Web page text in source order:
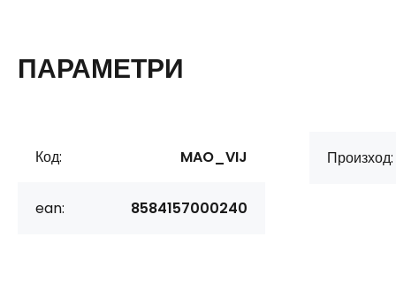
ПАРАМЕТРИ
Код: MAO_VIJ
ean: 8584157000240
Произход: